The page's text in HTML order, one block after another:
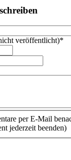
veröffentlicht)*
per E-Mail
jederzeit beenden)